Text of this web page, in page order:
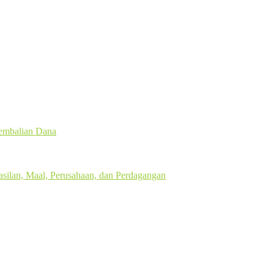
Dana
Maal, Perusahaan, dan Perdagangan